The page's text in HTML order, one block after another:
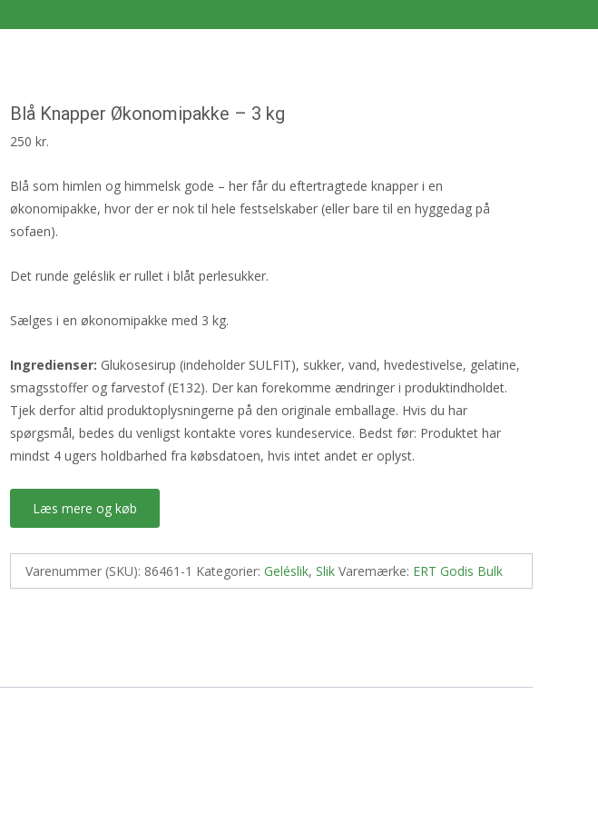
Blå Knapper Økonomipakke – 3 kg
250 kr.
Blå som himlen og himmelsk gode – her får du eftertragtede knapper i en
økonomipakke, hvor der er nok til hele festselskaber (eller bare til en hyggedag på
sofaen).
Det runde geléslik er rullet i blåt perlesukker.
Sælges i en økonomipakke med 3 kg.
Ingredienser: Glukosesirup (indeholder SULFIT), sukker, vand, hvedestivelse, gelatine,
smagsstoffer og farvestof (E132). Der kan forekomme ændringer i produktindholdet.
Tjek derfor altid produktoplysningerne på den originale emballage. Hvis du har
spørgsmål, bedes du venligst kontakte vores kundeservice. Bedst før: Produktet har
mindst 4 ugers holdbarhed fra købsdatoen, hvis intet andet er oplyst.
Læs mere og køb
Varenummer (SKU): 86461-1 Kategorier: Geléslik, Slik Varemærke: ERT Godis Bulk